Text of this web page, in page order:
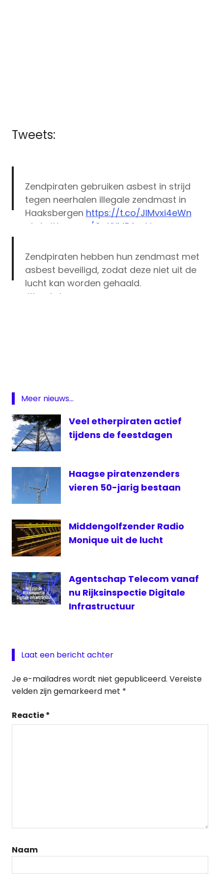
Tweets:
Zendpiraten gebruiken asbest in strijd
tegen neerhalen illegale zendmast in
Haaksbergen https://t.co/JIMvxi4eWn
pic.twitter.com/QaXYMDfpeV
— Tubantia (@tubantia) December 27,
2015
Zendpiraten hebben hun zendmast met
asbest beveiligd, zodat deze niet uit de
lucht kan worden gehaald.
#haaksbergen
Illegale
Piraten
Ster
van
Meer nieuws...
Veel etherpiraten actief
tijdens de feestdagen
Haagse piratenzenders
vieren 50-jarig bestaan
Middengolfzender Radio
Monique uit de lucht
Agentschap Telecom vanaf
nu Rijksinspectie Digitale
Infrastructuur
Laat een bericht achter
Je e-mailadres wordt niet gepubliceerd. Vereiste
velden zijn gemarkeerd met *
Reactie*
Naam